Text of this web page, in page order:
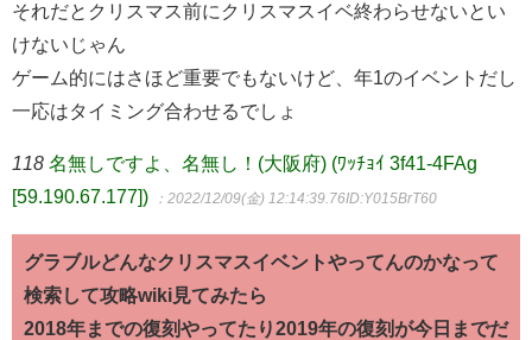
それだとクリスマス前にクリスマスイベ終わらせないとい
けないじゃん
ゲーム的にはさほど重要でもないけど、年1のイベントだし
一応はタイミング合わせるでしょ
118 名無しですよ、名無し！(大阪府) (ﾜｯﾁｮｲ 3f41-4FAg
[59.190.67.177])
：2022/12/09(金) 12:14:39.76ID:Y015BrT60
グラブルどんなクリスマスイベントやってんのかなって
検索して攻略wiki見てみたら
2018年までの復刻やってたり2019年の復刻が今日までだ